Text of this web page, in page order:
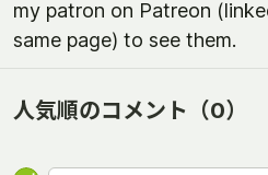
my patron on Patreon
same page) to see them.
人気順のコメント （0）